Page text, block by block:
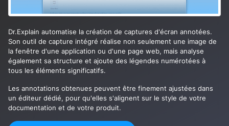
Dr.Explain automatise la création de captures d'écran annotées.
Son outil de capture intégré réalise non seulement une image de
la fenêtre d'une application ou d'une page web, mais analyse
également sa structure et ajoute des légendes numérotées à
tous les éléments significatifs.
Les annotations obtenues peuvent être finement ajustées dans
un éditeur dédié, pour qu'elles s'alignent sur le style de votre
documentation et de votre produit.